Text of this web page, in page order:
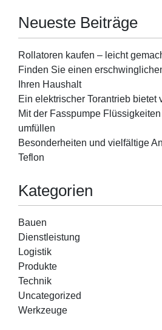
Neueste Beiträge
Rollatoren kaufen – leicht
Finden Sie einen
Ihren Haushalt
Ein elektrischer Torantrieb bietet
Mit der Fasspumpe
umfüllen
Besonderheiten und vielfältige
Teflon
Kategorien
Bauen
Dienstleistung
Logistik
Produkte
Technik
Uncategorized
Werkzeuge